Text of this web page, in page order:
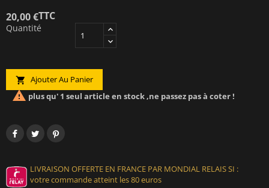
20,00 €TTC
Quantité
 Ajouter Au Panier
 plus qu' 1 seul article en stock ,ne passez pas à coter !
LIVRAISON OFFERTE EN FRANCE PAR MONDIAL RELAIS SI :
votre commande atteint les 80 euros